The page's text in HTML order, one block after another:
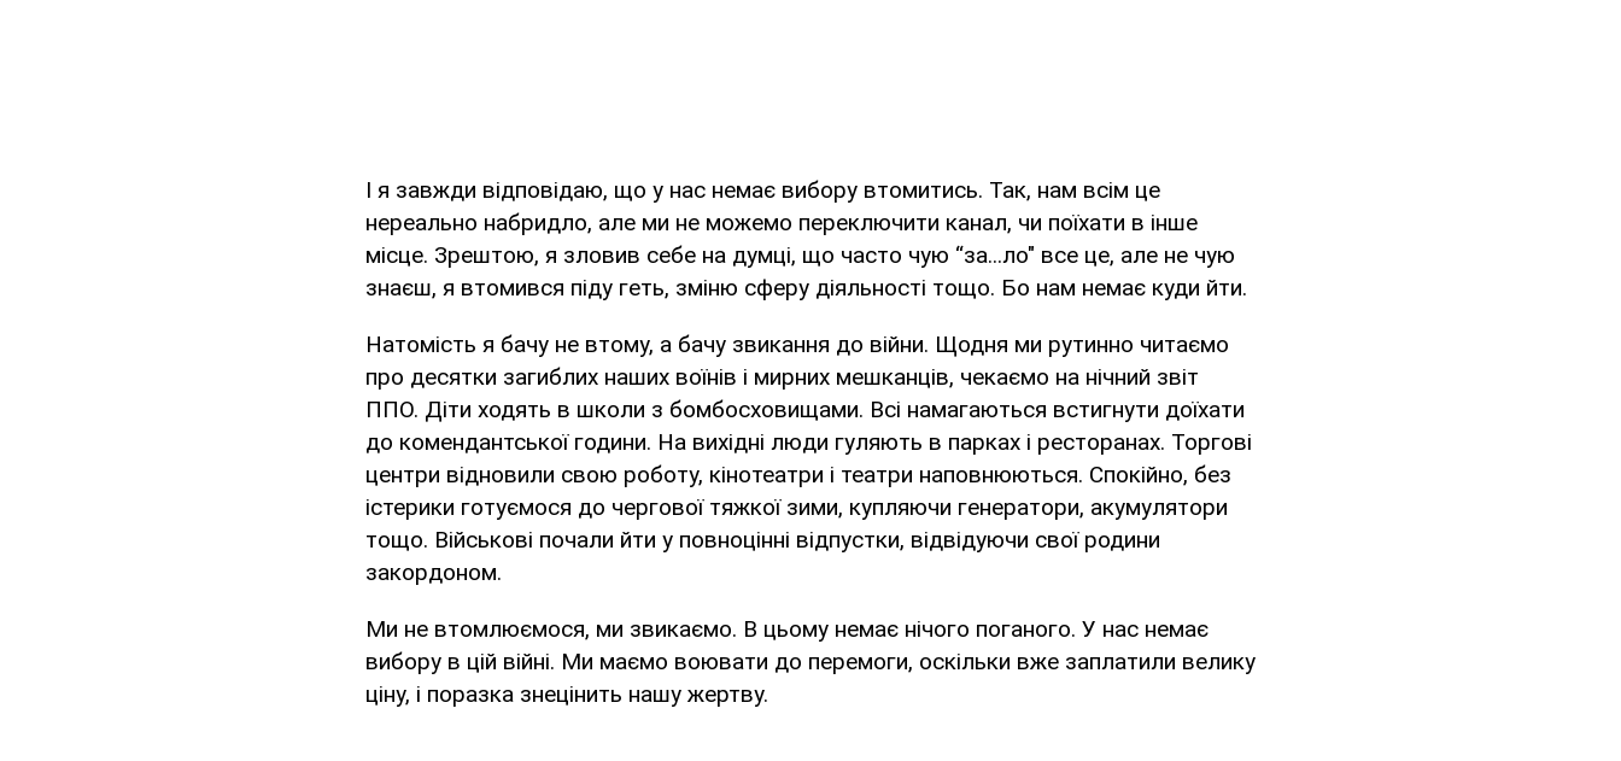
І я завжди відповідаю, що у нас немає вибору втомитись. Так, нам всім це
нереально набридло, але ми не можемо переключити канал, чи поїхати в інше
місце. Зрештою, я зловив себе на думці, що часто чую “за...ло" все це, але не чую
знаєш, я втомився піду геть, зміню сферу діяльності тощо. Бо нам немає куди йти.
Натомість я бачу не втому, а бачу звикання до війни. Щодня ми рутинно читаємо
про десятки загиблих наших воїнів і мирних мешканців, чекаємо на нічний звіт
ППО. Діти ходять в школи з бомбосховищами. Всі намагаються встигнути доїхати
до комендантської години. На вихідні люди гуляють в парках і ресторанах. Торгові
центри відновили свою роботу, кінотеатри і театри наповнюються. Спокійно, без
істерики готуємося до чергової тяжкої зими, купляючи генератори, акумулятори
тощо. Військові почали йти у повноцінні відпустки, відвідуючи свої родини
закордоном.
Ми не втомлюємося, ми звикаємо. В цьому немає нічого поганого. У нас немає
вибору в цій війні. Ми маємо воювати до перемоги, оскільки вже заплатили велику
ціну, і поразка знецінить нашу жертву.